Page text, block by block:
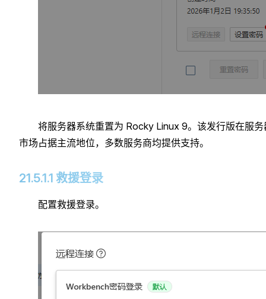
将服务器系统重置为 Rocky Linux 9。该发行版在服务
市场占据主流地位，多数服务商均提供支持。
21.5.1.1 救援登录
配置救援登录。